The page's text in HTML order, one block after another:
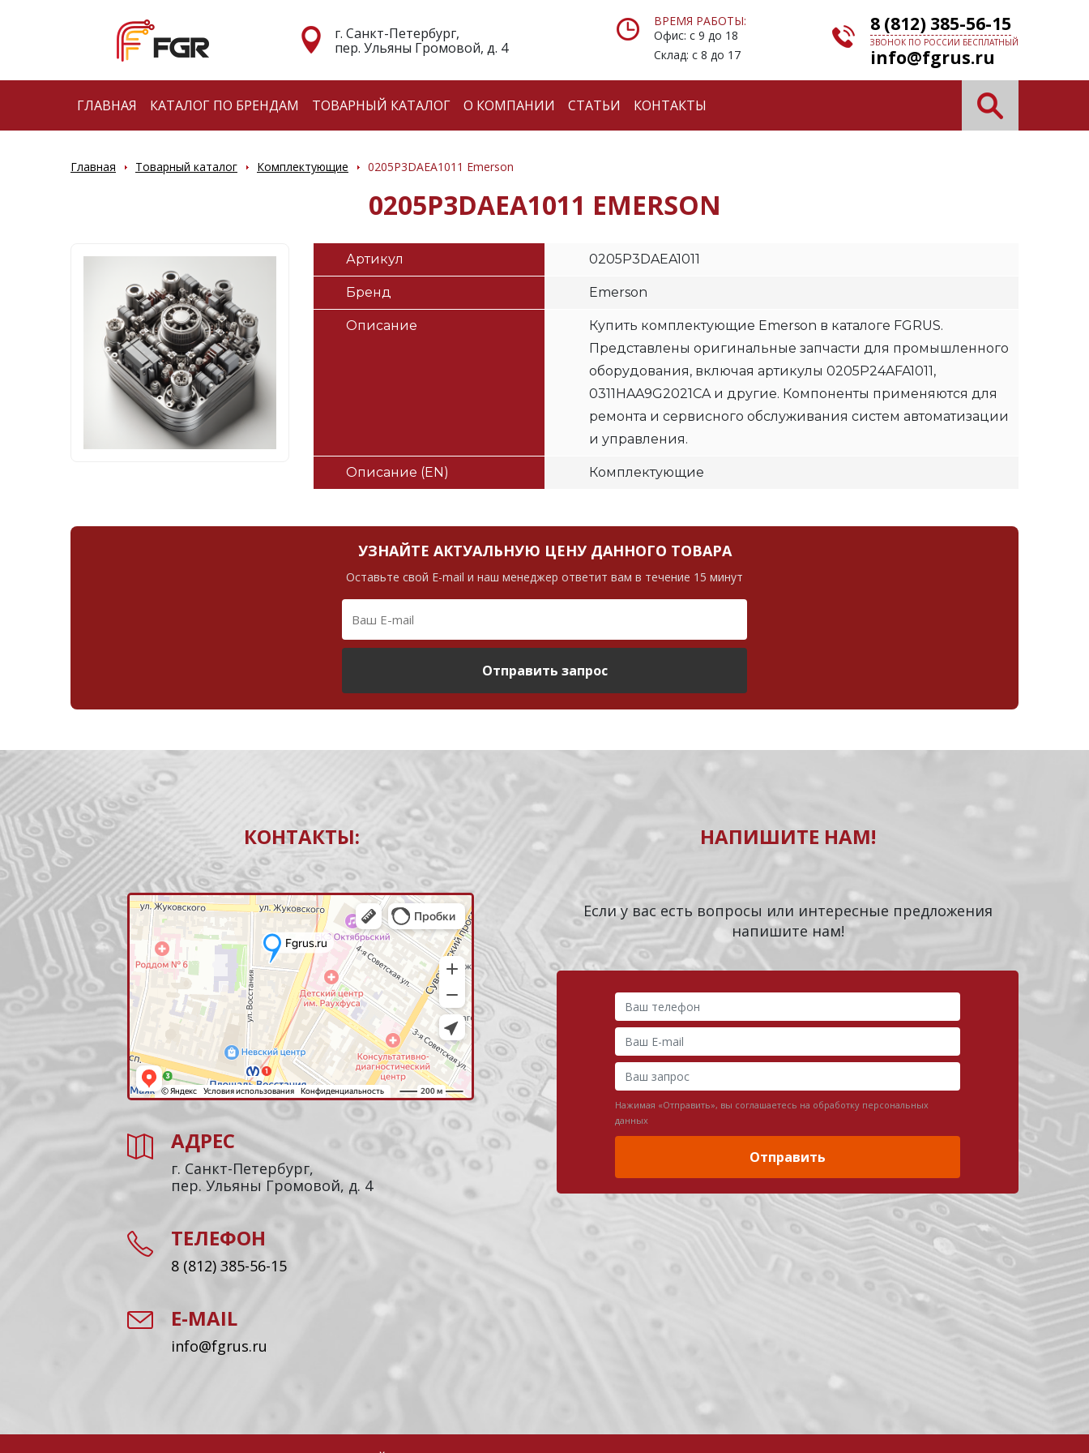
г. Санкт-Петербург,
пер. Ульяны Громовой, д. 4
ВРЕМЯ РАБОТЫ:
Офис: с 9 до 18
Склад: с 8 до 17
8 (812) 385-56-15
ЗВОНОК ПО РОССИИ БЕСПЛАТНЫЙ
info@fgrus.ru
ГЛАВНАЯ КАТАЛОГ ПО БРЕНДАМ ТОВАРНЫЙ КАТАЛОГ О КОМПАНИИ СТАТЬИ КОНТАКТЫ
Главная Товарный каталог Комплектующие 0205P3DAEA1011 Emerson
0205P3DAEA1011 EMERSON
Артикул 0205P3DAEA1011
Бренд Emerson
Описание
Купить комплектующие Emerson в каталоге FGRUS.
Представлены оригинальные запчасти для промышленного
оборудования, включая артикулы 0205P24AFA1011,
0311HAA9G2021CA и другие. Компоненты применяются для
ремонта и сервисного обслуживания систем автоматизации
и управления.
Описание (EN) Комплектующие
УЗНАЙТЕ АКТУАЛЬНУЮ ЦЕНУ ДАННОГО ТОВАРА
Оставьте свой E-mail и наш менеджер ответит вам в течение 15 минут
Отправить запрос
КОНТАКТЫ:
АДРЕС
г. Санкт-Петербург,
пер. Ульяны Громовой, д. 4
ТЕЛЕФОН
8 (812) 385-56-15
E-MAIL
info@fgrus.ru
НАПИШИТЕ НАМ!
Если у вас есть вопросы или интересные предложения
напишите нам!
Нажимая «Отправить», вы соглашаетесь на обработку персональных
данных
Отправить